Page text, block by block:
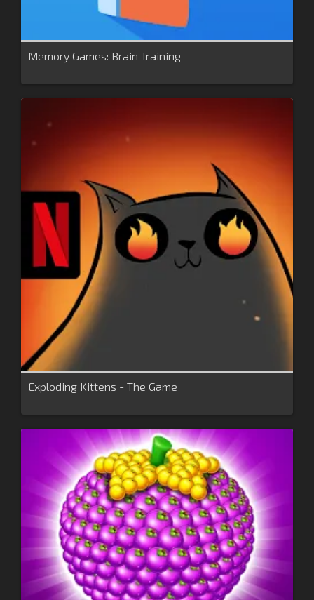
Memory Games: Brain Training
Exploding Kittens - The Game